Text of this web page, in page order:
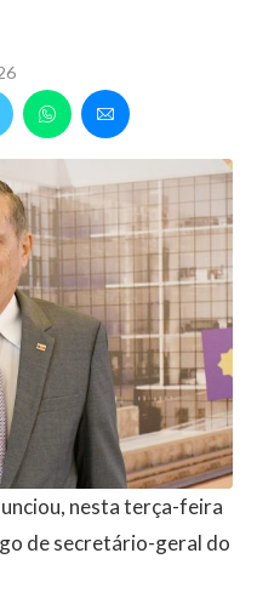
nesta terça-feira
de secretário-geral do